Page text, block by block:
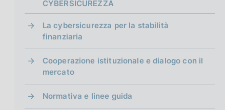
i
CYBERSICUREZZA
La cybersicurezza per la stabilità
finanziaria
Cooperazione istituzionale e dialogo con il
mercato
Normativa e linee guida